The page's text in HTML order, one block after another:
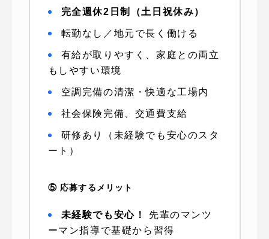
完全週休2日制（土日祝休み）
転勤なし／地元で長く働ける
有給が取りやすく、家庭との両立
もしやすい環境
空調完備の清潔・快適な工場内
社会保険完備、交通費支給
研修あり（未経験でも安心のスタ
ート）
⑤ 応募するメリット
未経験でも安心！
先輩のマンツ
ーマン指導で基礎から習得